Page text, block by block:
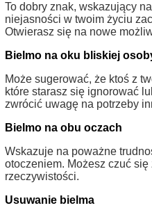
To dobry znak, wskazujący
niejasności w twoim życiu
Otwierasz się na nowe
Bielmo na oku bliskiej
Może sugerować, że ktoś z
które starasz się ignorować
zwrócić uwagę na potrzeby
Bielmo na obu oczach
Wskazuje na poważne
otoczeniem. Możesz czuć
rzeczywistości.
Usuwanie bielma